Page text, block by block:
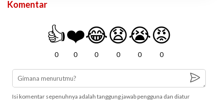
Komentar
👍
0
❤️
0
😂
0
😧
0
😭
0
😡
0
Isi komentar sepenuhnya adalah tanggung jawab pengguna dan diatur